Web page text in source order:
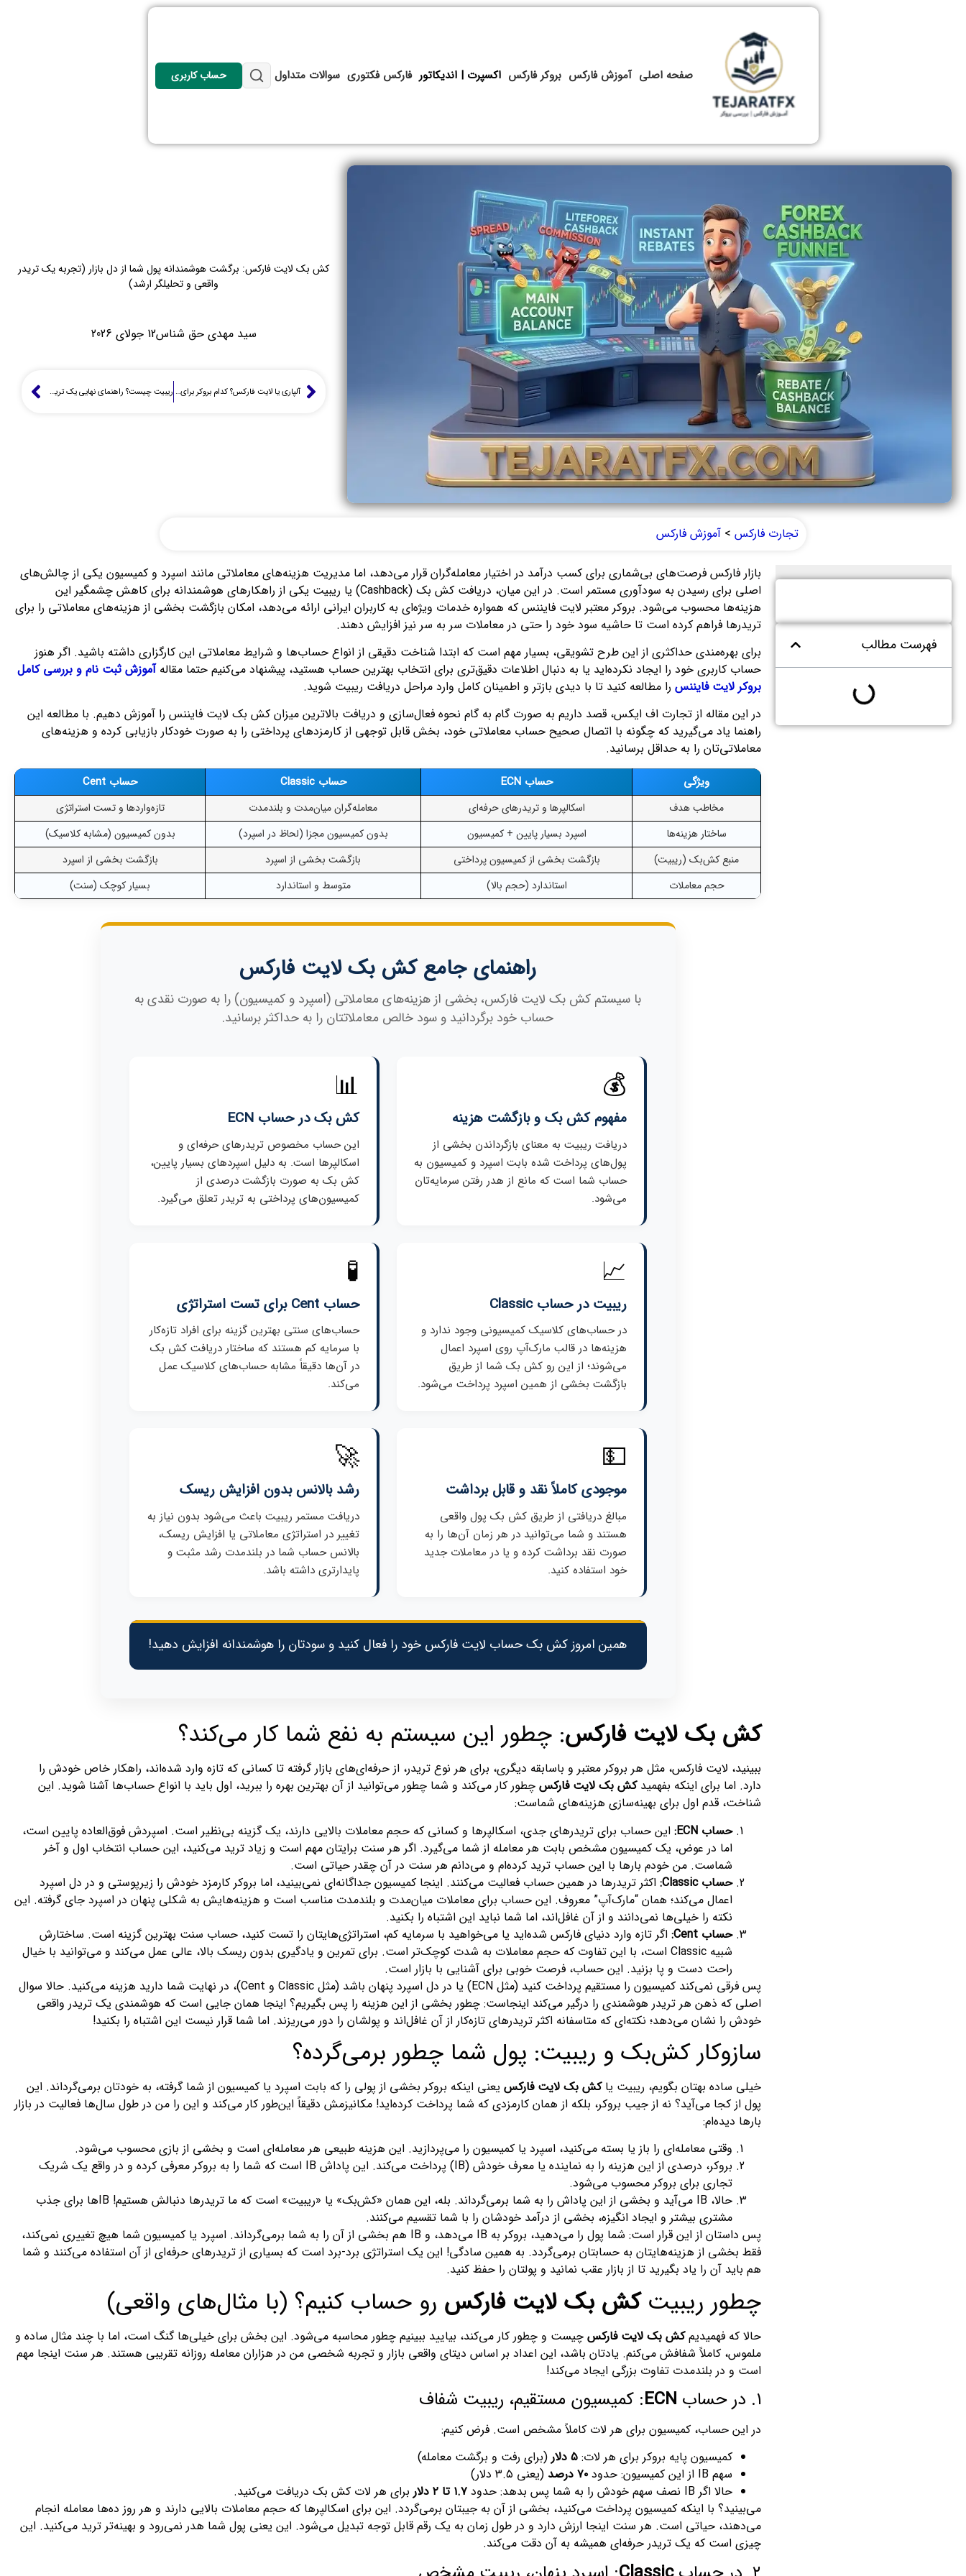
صفحه اصلی آموزش فارکس بروکر فارکس اکسپرت | اندیکاتور فارکس فکتوری سوالات متداول حساب کاربری
کش بک لایت فارکس: برگشت هوشمندانه پول شما از دل بازار (تجربه یک تریدر
واقعی و تحلیلگر ارشد)
سید مهدی حق شناس12 جولای 2026
آلپاری یا لایت فارکس؟ کدام بروکر برای سود شما بهتر است؟ (تحلیل زنده یک تریدر) ریبیت چیست؟ راهنمای نهایی یک تریدر واقعی برای افزایش سود خالص و کاهش هزینه‌ها
تجارت فارکس > آموزش فارکس
فهرست مطالب
بازار فارکس فرصت‌های بی‌شماری برای کسب درآمد در اختیار معامله‌گران قرار می‌دهد، اما مدیریت هزینه‌های معاملاتی مانند اسپرد و کمیسیون یکی از چالش‌های
اصلی برای رسیدن به سودآوری مستمر است. در این میان، دریافت کش بک (Cashback) یا ریبیت یکی از راهکارهای هوشمندانه برای کاهش چشمگیر این
هزینه‌ها محسوب می‌شود. بروکر معتبر لایت فایننس که همواره خدمات ویژه‌ای به کاربران ایرانی ارائه می‌دهد، امکان بازگشت بخشی از هزینه‌های معاملاتی را برای
تریدرها فراهم کرده است تا حاشیه سود خود را حتی در معاملات سر به سر نیز افزایش دهند.
برای بهره‌مندی حداکثری از این طرح تشویقی، بسیار مهم است که ابتدا شناخت دقیقی از انواع حساب‌ها و شرایط معاملاتی این کارگزاری داشته باشید. اگر هنوز
حساب کاربری خود را ایجاد نکرده‌اید یا به دنبال اطلاعات دقیق‌تری برای انتخاب بهترین حساب هستید، پیشنهاد می‌کنیم حتما مقالهآموزش ثبت نام و بررسی کامل
بروکر لایت فایننسرا مطالعه کنید تا با دیدی بازتر و اطمینان کامل وارد مراحل دریافت ریبیت شوید.
در این مقاله از تجارت اف ایکس، قصد داریم به صورت گام به گام نحوه فعال‌سازی و دریافت بالاترین میزان کش بک لایت فایننس را آموزش دهیم. با مطالعه این
راهنما یاد می‌گیرید که چگونه با اتصال صحیح حساب معاملاتی خود، بخش قابل توجهی از کارمزدهای پرداختی را به صورت خودکار بازیابی کرده و هزینه‌های
معاملاتی‌تان را به حداقل برسانید.
ویژگی حساب ECN حساب Classic حساب Cent
مخاطب هدف اسکالپرها و تریدرهای حرفه‌ای معامله‌گران میان‌مدت و بلندمدت
تازه‌واردها و تست استراتژی
ساختار هزینه‌ها
اسپرد بسیار پایین + کمیسیون بدون کمیسیون مجزا (لحاظ در اسپرد)
بدون کمیسیون (مشابه کلاسیک)
منبع کش‌بک (ریبیت)
بازگشت بخشی از کمیسیون پرداختی بازگشت بخشی از اسپرد
بازگشت بخشی از اسپرد
حجم معاملات
استاندارد (حجم بالا) متوسط و استاندارد بسیار کوچک (سنت)
راهنمای جامع کش بک لایت فارکس
با سیستم کش بک لایت فارکس، بخشی از هزینه‌های معاملاتی (اسپرد و کمیسیون) را به صورت نقدی به
حساب خود برگردانید و سود خالص معاملاتتان را به حداکثر برسانید.
💰
مفهوم کش بک و بازگشت هزینه
دریافت ریبیت به معنای بازگرداندن بخشی از
پول‌های پرداخت شده بابت اسپرد و کمیسیون به
حساب شما است که مانع از هدر رفتن سرمایه‌تان
می‌شود.
📊
کش بک در حساب ECN
این حساب مخصوص تریدرهای حرفه‌ای و
اسکالپرها است. به دلیل اسپردهای بسیار پایین،
کش بک به صورت بازگشت درصدی از
کمیسیون‌های پرداختی به تریدر تعلق می‌گیرد.
📈
ریبیت در حساب Classic
در حساب‌های کلاسیک کمیسیونی وجود ندارد و
هزینه‌ها در قالب مارک‌آپ روی اسپرد اعمال
می‌شوند؛ از این رو کش بک شما از طریق
بازگشت بخشی از همین اسپرد پرداخت می‌شود.
🧪
حساب Cent برای تست استراتژی
حساب‌های سنتی بهترین گزینه برای افراد تازه‌کار
با سرمایه کم هستند که ساختار دریافت کش بک
در آن‌ها دقیقاً مشابه حساب‌های کلاسیک عمل
می‌کند.
💵
موجودی کاملاً نقد و قابل برداشت
مبالغ دریافتی از طریق کش بک پول واقعی
هستند و شما می‌توانید در هر زمان آن‌ها را به
صورت نقد برداشت کرده و یا در معاملات جدید
خود استفاده کنید.
🚀
رشد بالانس بدون افزایش ریسک
دریافت مستمر ریبیت باعث می‌شود بدون نیاز به
تغییر در استراتژی معاملاتی یا افزایش ریسک،
بالانس حساب شما در بلندمدت رشد مثبت و
پایدارتری داشته باشد.
همین امروز کش بک حساب لایت فارکس خود را فعال کنید و سودتان را هوشمندانه افزایش دهید!
کش بک لایت فارکس: چطور این سیستم به نفع شما کار می‌کند؟
ببینید، لایت فارکس، مثل هر بروکر معتبر و باسابقه دیگری، برای هر نوع تریدر، از حرفه‌ای‌های بازار گرفته تا کسانی که تازه وارد شده‌اند، راهکار خاص خودش را
دارد. اما برای اینکه بفهمیدکش بک لایت فارکسچطور کار می‌کند و شما چطور می‌توانید از آن بهترین بهره را ببرید، اول باید با انواع حساب‌ها آشنا شوید. این
شناخت، قدم اول برای بهینه‌سازی هزینه‌های شماست:
حساب ECN:
این حساب برای تریدرهای جدی، اسکالپرها و کسانی که حجم معاملات بالایی دارند، یک گزینه بی‌نظیر است. اسپردش فوق‌العاده پایین است،
اما در عوض، یک کمیسیون مشخص بابت هر معامله از شما می‌گیرد. اگر هر سنت برایتان مهم است و زیاد ترید می‌کنید، این حساب انتخاب اول و آخر
شماست. من خودم بارها با این حساب ترید کرده‌ام و می‌دانم هر سنت در آن چقدر حیاتی است.
حساب Classic:
اکثر تریدرها در همین حساب فعالیت می‌کنند. اینجا کمیسیون جداگانه‌ای نمی‌بینید، اما بروکر کارمزد خودش را زیرپوستی و در دل اسپرد
اعمال می‌کند؛ همان “مارک‌آپ” معروف. این حساب برای معاملات میان‌مدت و بلندمدت مناسب است و هزینه‌هایش به شکلی پنهان در اسپرد جای گرفته. این
نکته را خیلی‌ها نمی‌دانند و از آن غافل‌اند، اما شما نباید این اشتباه را بکنید.
حساب Cent:
اگر تازه وارد دنیای فارکس شده‌اید یا می‌خواهید با سرمایه کم، استراتژی‌هایتان را تست کنید، حساب سنت بهترین گزینه است. ساختارش
شبیه Classic است، با این تفاوت که حجم معاملات به شدت کوچک‌تر است. برای تمرین و یادگیری بدون ریسک بالا، عالی عمل می‌کند و می‌توانید با خیال
راحت دست و پا بزنید. این حساب، فرصت خوبی برای آشنایی با بازار است.
پس فرقی نمی‌کند کمیسیون را مستقیم پرداخت کنید (مثل ECN) یا در دل اسپرد پنهان باشد (مثل Classic و Cent)، در نهایت شما دارید هزینه می‌کنید. حالا سوال
اصلی که ذهن هر تریدر هوشمندی را درگیر می‌کند اینجاست: چطور بخشی از این هزینه را پس بگیریم؟ اینجا همان جایی است که هوشمندی یک تریدر واقعی
خودش را نشان می‌دهد؛ نکته‌ای که متاسفانه اکثر تریدرهای تازه‌کار از آن غافل‌اند و پولشان را دور می‌ریزند. اما شما قرار نیست این اشتباه را بکنید!
سازوکار کش‌بک و ریبیت: پول شما چطور برمی‌گرده؟
خیلی ساده بهتان بگویم، ریبیت یاکش بک لایت فارکسیعنی اینکه بروکر بخشی از پولی را که بابت اسپرد یا کمیسیون از شما گرفته، به خودتان برمی‌گرداند. این
پول از کجا می‌آید؟ نه از جیب بروکر، بلکه از همان کارمزدی که شما پرداخت کرده‌اید! مکانیزمش دقیقاً این‌طور کار می‌کند و این را من در طول سال‌ها فعالیت در بازار
بارها دیده‌ام:
وقتی معامله‌ای را باز یا بسته می‌کنید، اسپرد یا کمیسیون را می‌پردازید. این هزینه طبیعی هر معامله‌ای است و بخشی از بازی محسوب می‌شود.
بروکر، درصدی از این هزینه را به نماینده یا معرف خودش (IB) پرداخت می‌کند. این پاداش IB است که شما را به بروکر معرفی کرده و در واقع یک شریک
تجاری برای بروکر محسوب می‌شود.
حالا، IB می‌آید و بخشی از این پاداش را به شما برمی‌گرداند. بله، این همان «کش‌بک» یا «ریبیت» است که ما تریدرها دنبالش هستیم! IBها برای جذب
مشتری بیشتر و ایجاد انگیزه، بخشی از درآمد خودشان را با شما تقسیم می‌کنند.
پس داستان از این قرار است: شما پول را می‌دهید، بروکر به IB می‌دهد، و IB هم بخشی از آن را به شما برمی‌گرداند. اسپرد یا کمیسیون شما هیچ تغییری نمی‌کند،
فقط بخشی از هزینه‌هایتان به حسابتان برمی‌گردد. به همین سادگی! این یک استراتژی برد-برد است که بسیاری از تریدرهای حرفه‌ای از آن استفاده می‌کنند و شما
هم باید آن را یاد بگیرید تا از بازار عقب نمانید و پولتان را حفظ کنید.
چطور ریبیتکش بک لایت فارکس رو حساب کنیم؟ (با مثال‌های واقعی)
حالا که فهمیدیمکش بک لایت فارکسچیست و چطور کار می‌کند، بیایید ببینیم چطور محاسبه می‌شود. این بخش برای خیلی‌ها گنگ است، اما با چند مثال ساده و
ملموس، کاملاً شفافش می‌کنم. یادتان باشد، این اعداد بر اساس دیتای واقعی بازار و تجربه شخصی من در هزاران معامله روزانه تقریبی هستند. هر سنت اینجا مهم
است و در بلندمدت تفاوت بزرگی ایجاد می‌کند!
۱. در حساب ECN: کمیسیون مستقیم، ریبیت شفاف
در این حساب، کمیسیون برای هر لات کاملاً مشخص است. فرض کنیم:
کمیسیون پایه بروکر برای هر لات: ۵ دلار
(برای رفت و برگشت معامله)
سهم IB از این کمیسیون: حدود
۷۰ درصد
(یعنی ۳.۵ دلار)
حالا اگر IB نصف سهم خودش را به شما پس بدهد: حدود
۱.۷ تا ۲ دلار
برای هر لات کش بک دریافت می‌کنید.
می‌بینید؟ با اینکه کمیسیون پرداخت می‌کنید، بخشی از آن به جیبتان برمی‌گردد. این برای اسکالپرها که حجم معاملات بالایی دارند و هر روز ده‌ها معامله انجام
می‌دهند، حیاتی است. هر سنت اینجا ارزش دارد و در طول زمان به یک رقم قابل توجه تبدیل می‌شود. این یعنی پول شما هدر نمی‌رود و بهینه‌تر ترید می‌کنید. این
چیزی است که یک تریدر حرفه‌ای همیشه به آن دقت می‌کند.